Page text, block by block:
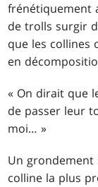
frénétiquement
de trolls surgir
que les collines
en
« On dirait que
de passer leur
moi… »
Un grondement
colline la plus